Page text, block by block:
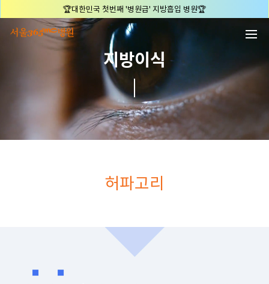
🏆지방흡입 고객 만족도 99.9% 최고치 달성🏆
🏆대한민국 최다 지방흡입 케이스 370,884건🏆
🏆서울365mc병원 부위별 최다 지방흡입 집도의 4관왕!! (2026년 7월 기준)
복부지방흡입 1위 | 서울365mc병원 정원주 원장
허파고리 1위 | 서울365mc병원 이성훈 부병원장(4개월 연속)
얼굴지방흡입 1위 | 서울365mc병원 서성익 원장(3년 연속)
배파가리 1위 | 서울365mc병원 서성익 원장
🏆대한민국 최대 15층 규모 지방흡입 특화 병원🏆
🏆대한민국 최다 지방흡입 케이스 370,884건🏆
지방이식
허파고리